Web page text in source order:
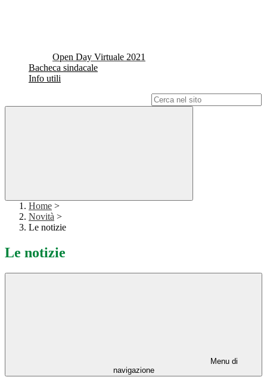
Open Day Virtuale 2021
Bacheca sindacale
Info utili
Home >
Novità >
Le notizie
Le notizie
Menu di
navigazione